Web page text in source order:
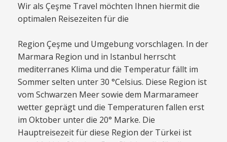
Wir als Çeşme Travel möchten Ihnen hiermit die
optimalen Reisezeiten für die
Region Çeşme und Umgebung vorschlagen. In der
Marmara Region und in Istanbul herrscht
mediterranes Klima und die Temperatur fällt im
Sommer selten unter 30 °Celsius. Diese Region ist
vom Schwarzen Meer sowie dem Marmarameer
wetter geprägt und die Temperaturen fallen erst
im Oktober unter die 20° Marke. Die
Hauptreisezeit für diese Region der Türkei ist